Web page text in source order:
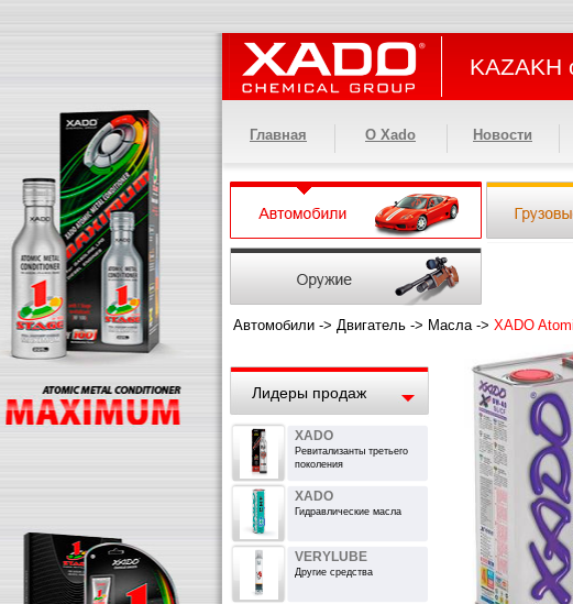
KAZAKH
Главная О Xado Новости
Автомобили -> Двигатель -> Масла-> XADO
Лидеры продаж
XADO
Ревитализанты третьего
поколения
XADO
Гидравлические масла
VERYLUBE
Другие средства